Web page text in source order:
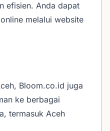
efisien. Anda dapat
melalui website
Bloom.co.id juga
ke berbagai
termasuk Aceh